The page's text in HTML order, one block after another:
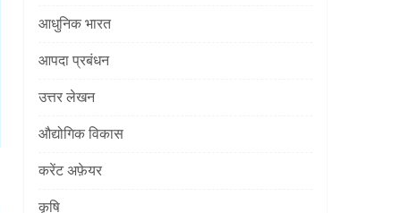
आधुनिक भारत
आपदा प्रबंधन
उत्तर लेखन
औद्योगिक विकास
करेंट अफ़ेयर
कृषि